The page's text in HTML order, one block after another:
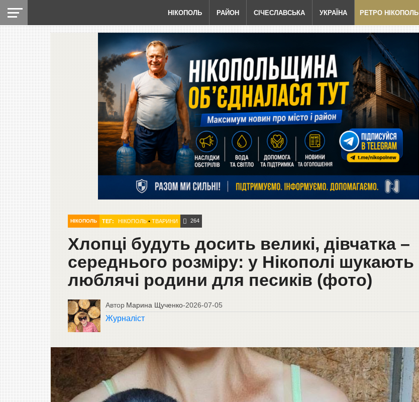
НІКОПОЛЬ РАЙОН СІЧЕСЛАВСЬКА УКРАЇНА РЕТРО НІКОПОЛЬ
НІКОПОЛЬ ТЕГ: НІКОПОЛЬ• ТВАРИНИ 264
Хлопці будуть досить великі, дівчатка –
середнього розміру: у Нікополі шукають
люблячі родини для песиків (фото)
Автор Марина Щученко-2026-07-05
Журналіст